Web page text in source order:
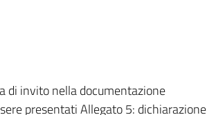
di invito nella documentazione
presentati Allegato 5: dichiarazione